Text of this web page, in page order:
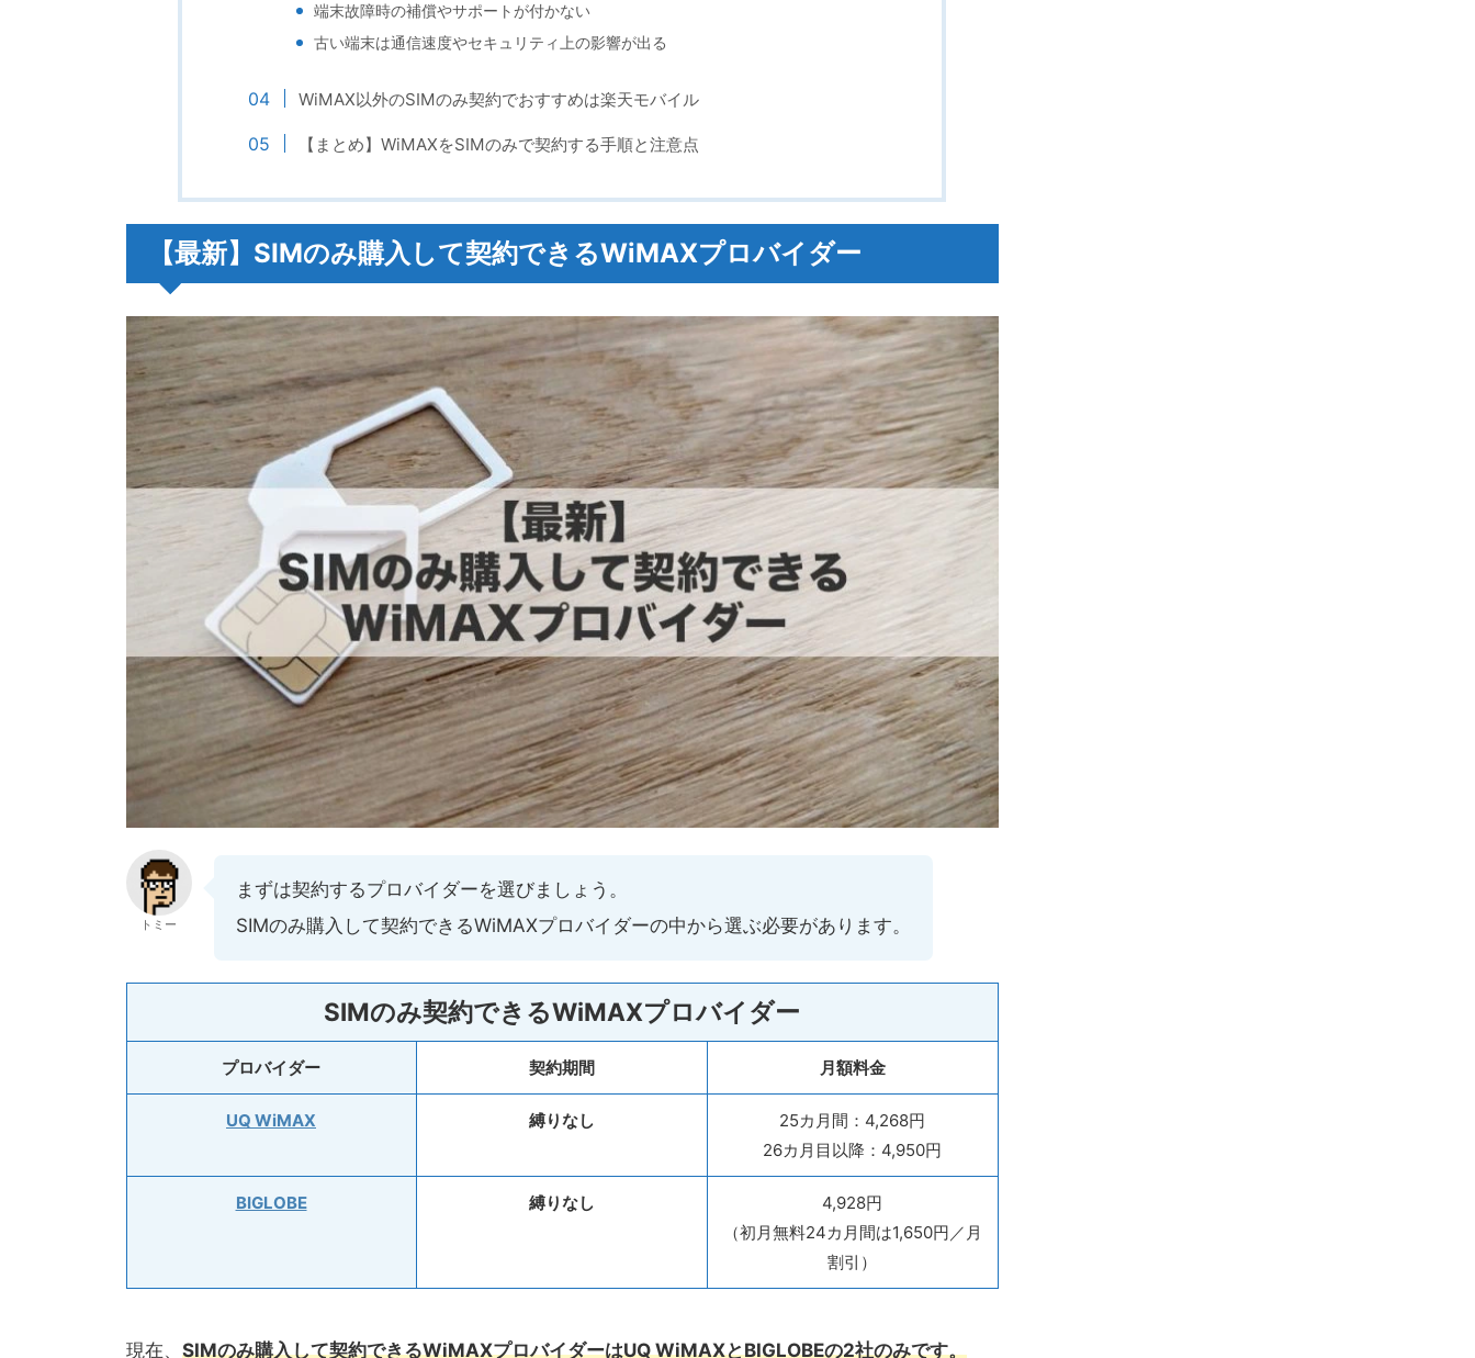
端末故障時の補償やサポートが付かない
古い端末は通信速度やセキュリティ上の影響が出る
WiMAX以外のSIMのみ契約でおすすめは楽天モバイル
【まとめ】WiMAXをSIMのみで契約する手順と注意点
【最新】SIMのみ購入して契約できるWiMAXプロバイダー
トミー
まずは契約するプロバイダーを選びましょう。
SIMのみ購入して契約できるWiMAXプロバイダーの中から選ぶ必要があります。
SIMのみ契約できるWiMAXプロバイダー
プロバイダー 契約期間 月額料金
UQ WiMAX 縛りなし
25カ月間：4,268円
26カ月目以降：4,950円
BIGLOBE 縛りなし
4,928円
（初月無料24カ月間は1,650円／月
割引）
現在、 SIMのみ購入して契約できるWiMAXプロバイダーはUQ WiMAXとBIGLOBEの2社のみです。